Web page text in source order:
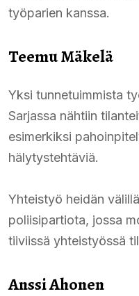
työparien kanssa.
Teemu Mäkelä
Yksi tunnetuimmista
Sarjassa nähtiin
esimerkiksi
hälytystehtäviä.
Yhteistyö heidän
poliisipartiota, jossa
tiiviissä yhteistyössä
Anssi Ahonen